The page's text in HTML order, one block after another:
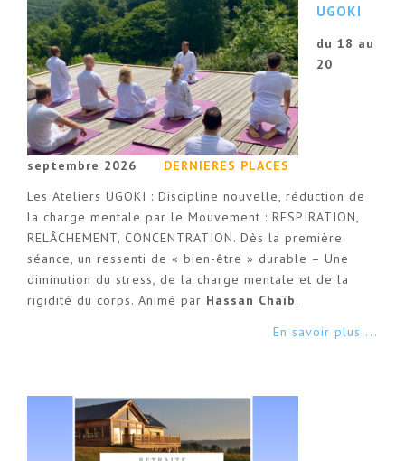
UGOKI
du 18 au
20
septembre 2026
DERNIERES PLACES
Les Ateliers UGOKI : Discipline nouvelle, réduction de
la charge mentale par le Mouvement : RESPIRATION,
RELÂCHEMENT, CONCENTRATION. Dès la première
séance, un ressenti de « bien-être » durable – Une
diminution du stress, de la charge mentale et de la
rigidité du corps. Animé par Hassan Chaïb.
En savoir plus ...